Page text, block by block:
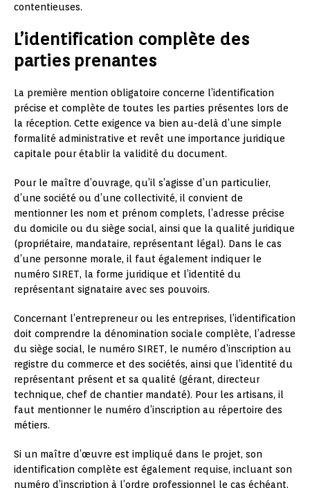
contentieuses.
L’identification complète des
parties prenantes
La première mention obligatoire concerne l’identification
précise et complète de toutes les parties présentes lors de
la réception. Cette exigence va bien au-delà d’une simple
formalité administrative et revêt une importance juridique
capitale pour établir la validité du document.
Pour le maître d’ouvrage, qu’il s’agisse d’un particulier,
d’une société ou d’une collectivité, il convient de
mentionner les nom et prénom complets, l’adresse précise
du domicile ou du siège social, ainsi que la qualité juridique
(propriétaire, mandataire, représentant légal). Dans le cas
d’une personne morale, il faut également indiquer le
numéro SIRET, la forme juridique et l’identité du
représentant signataire avec ses pouvoirs.
Concernant l’entrepreneur ou les entreprises, l’identification
doit comprendre la dénomination sociale complète, l’adresse
du siège social, le numéro SIRET, le numéro d’inscription au
registre du commerce et des sociétés, ainsi que l’identité du
représentant présent et sa qualité (gérant, directeur
technique, chef de chantier mandaté). Pour les artisans, il
faut mentionner le numéro d’inscription au répertoire des
métiers.
Si un maître d’œuvre est impliqué dans le projet, son
identification complète est également requise, incluant son
numéro d’inscription à l’ordre professionnel le cas échéant.